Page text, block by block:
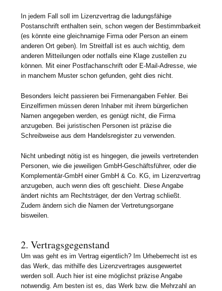
In jedem Fall soll im Lizenzvertrag die ladungsfähige
Postanschrift enthalten sein, schon wegen der Bestimmbarkeit
(es könnte eine gleichnamige Firma oder Person an einem
anderen Ort geben). Im Streitfall ist es auch wichtig, dem
anderen Mitteilungen oder notfalls eine Klage zustellen zu
können. Mit einer Postfachanschrift oder E-Mail-Adresse, wie
in manchem Muster schon gefunden, geht dies nicht.
Besonders leicht passieren bei Firmenangaben Fehler. Bei
Einzelfirmen müssen deren Inhaber mit ihrem bürgerlichen
Namen angegeben werden, es genügt nicht, die Firma
anzugeben. Bei juristischen Personen ist präzise die
Schreibweise aus dem Handelsregister zu verwenden.
Nicht unbedingt nötig ist es hingegen, die jeweils vertretenden
Personen, wie die jeweiligen GmbH-Geschäftsführer, oder die
Komplementär-GmbH einer GmbH & Co. KG, im Lizenzvertrag
anzugeben, auch wenn dies oft geschieht. Diese Angabe
ändert nichts am Rechtsträger, der den Vertrag schließt.
Zudem ändern sich die Namen der Vertretungsorgane
bisweilen.
2. Vertragsgegenstand
Um was geht es im Vertrag eigentlich? Im Urheberrecht ist es
das Werk, das mithilfe des Lizenzvertrages ausgewertet
werden soll. Auch hier ist eine möglichst präzise Angabe
notwendig. Am besten ist es, das Werk bzw. die Mehrzahl an